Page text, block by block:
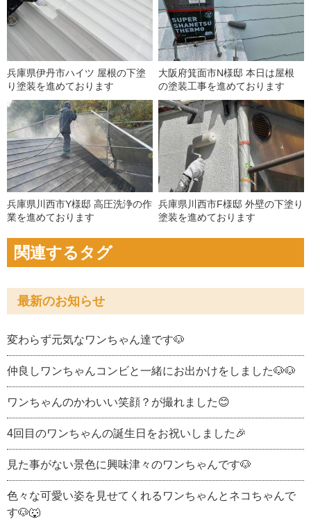
兵庫県伊丹市ハイツ 屋根の下塗
り塗装を進めております
大阪府箕面市N様邸 本日は屋根
の塗装工事を進めております
兵庫県川西市Y様邸 高圧洗浄の作
業を進めております
兵庫県川西市F様邸 外壁の下塗り
塗装を進めております
関連するタグ
最新のお知らせ
変わらず元気なワンちゃん達です🐶
仲良しワンちゃんコンビと一緒にお出かけをしました🐶🐶
ワンちゃんのかわいい笑顔？が撮れました😊
4回目のワンちゃんの誕生日をお祝いしました🎉
見た事がない景色に興味津々のワンちゃんです🐶
色々な可愛い姿を見せてくれるワンちゃんとネコちゃんで
す🐶🐺